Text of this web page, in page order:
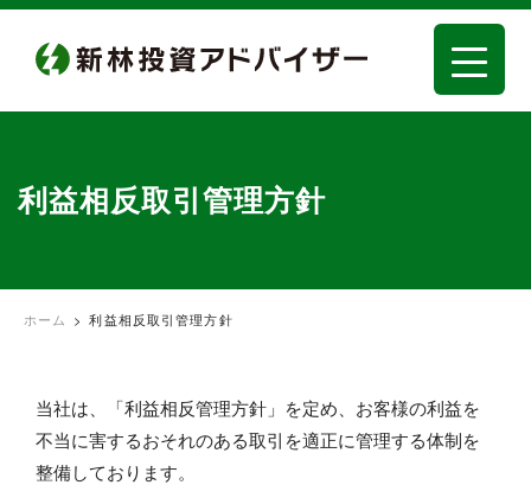
利益相反取引管理方針
ホーム >利益相反取引管理方針
当社は、「利益相反管理方針」を定め、お客様の利益を
不当に害するおそれのある取引を適正に管理する体制を
整備しております。